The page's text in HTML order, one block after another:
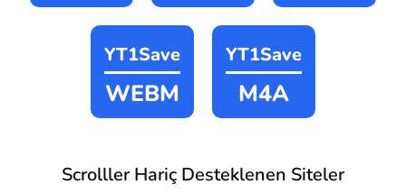
YT1Save
WEBM
YT1Save
M4A
Scrolller Hariç Desteklenen Siteler